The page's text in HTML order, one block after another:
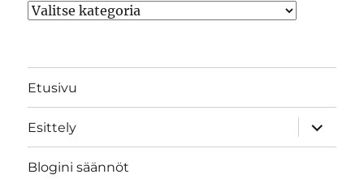
Kategoriat
Etusivu
Esittely
näytä
Blogini säännöt